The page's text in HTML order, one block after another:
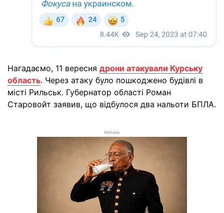
Нагадаємо, 11 вересня дрони атакували Курську
область. Через атаку було пошкоджено будівлі в
місті Рильськ. Губернатор області Роман
Старовойт заявив, що відбулося два нальоти БПЛА.
РЕКЛАМА